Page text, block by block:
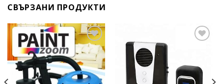
СВЪРЗАНИ ПРОДУКТИ
Add to
wishlist
Add to
wishlist